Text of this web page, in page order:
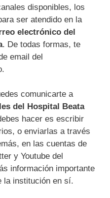
disponibles, los
ser atendido en la
electrónico del
. De todas formas, te
email del
comunicarte a
del Hospital Beata
hacer es escribir
o enviarlas a través
en las cuentas de
y Youtube del
información importante
la institución en sí.